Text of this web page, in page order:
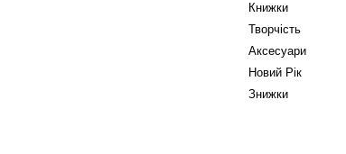
Книжки
Творчість
Аксесуари
Новий Рік
Знижки